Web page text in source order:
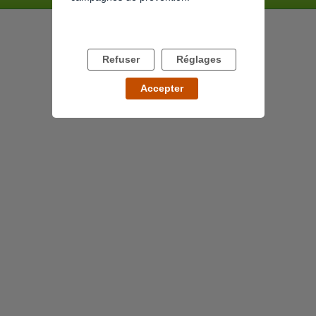
Refuser Réglages
Accepter